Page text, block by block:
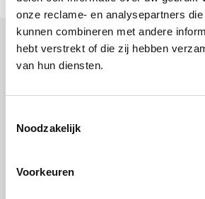
onze reclame- en analysepartners
kunnen combineren met andere
hebt verstrekt of die zij hebben
van hun diensten.
Noodzakelijk
Voorkeuren
Heeft jouw merk meer nodig